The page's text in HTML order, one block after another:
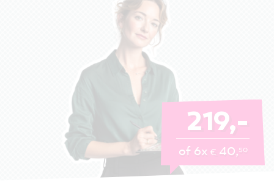
219,-
of 6x € 40,50